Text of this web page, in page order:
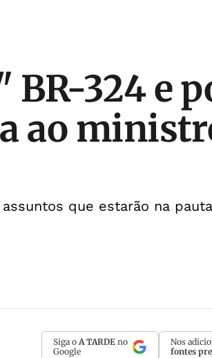
324 e
ao
que estarão na
Siga o A TARDE no
Google
Nos
fontes